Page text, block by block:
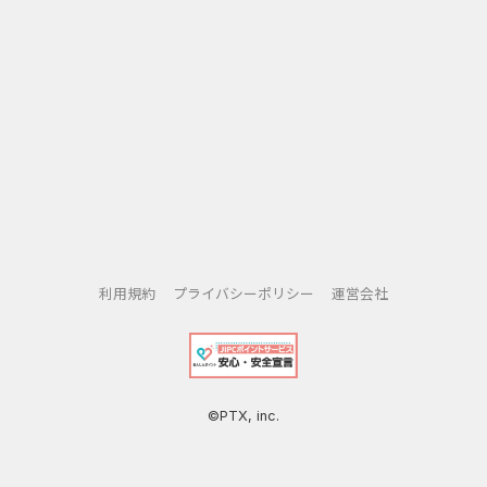
利用規約 プライバシーポリシー 運営会社
©PTX, inc.